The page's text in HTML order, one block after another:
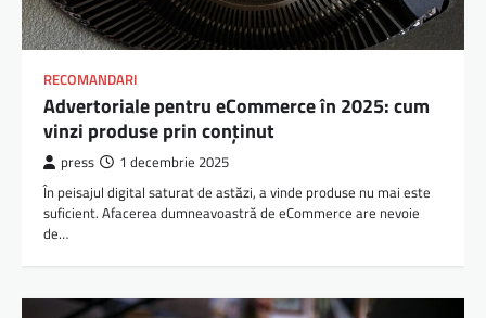
RECOMANDARI
Advertoriale pentru eCommerce în 2025: cum
vinzi produse prin conținut
press 1 decembrie 2025
În peisajul digital saturat de astăzi, a vinde produse nu mai este
suficient. Afacerea dumneavoastră de eCommerce are nevoie
de…